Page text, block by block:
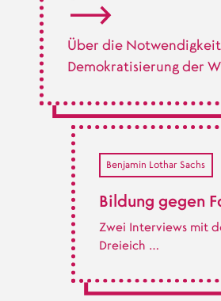
Über die
Demokratisierung der
Benjamin Lothar Sachs
Bildung gegen
Zwei Interviews mit
Dreieich …